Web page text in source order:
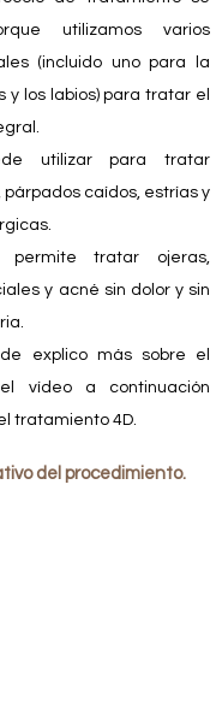
utilizamos varios
(incluido uno para la
y los labios) para tratar el
utilizar para tratar
caídos, estrías y
permite tratar ojeras,
y acné sin dolor y sin
explico más sobre el
vídeo a continuación
tratamiento 4D.
del procedimiento.